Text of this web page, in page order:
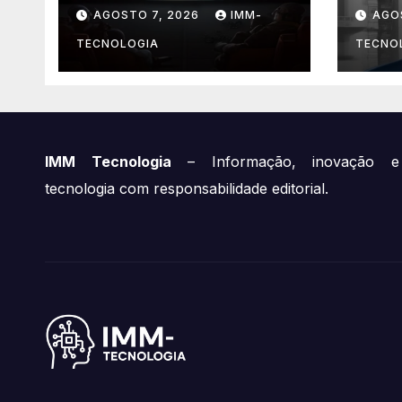
Grogu’ Anunciado e
Outros
Lançamentos
AGOSTO 7, 2026 IMM-
TECNOLOGIA
IMM Tecnologia – Informação, inovação e
tecnologia com responsabilidade editorial.